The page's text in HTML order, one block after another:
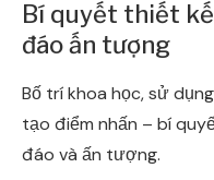
Bí quyết thiết
đáo ấn tượng
Bố trí khoa học, sử
tạo điểm nhấn – bí
đáo và ấn tượng.